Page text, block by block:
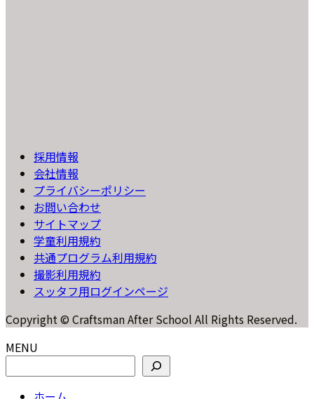
採用情報
会社情報
プライバシーポリシー
お問い合わせ
サイトマップ
学童利用規約
共通プログラム利用規約
撮影利用規約
スッタフ用ログインページ
Copyright © Craftsman After School All Rights Reserved.
MENU